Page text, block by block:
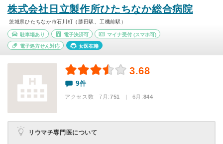
株式会社日立製作所ひたちなか総合病院
茨城県ひたちなか市石川町（勝田駅、工機前駅）
駐車場あり 電子決済可 マイナ受付 (スマホ可)
電子処方せん対応 女医在籍
3.68
9件
アクセス数 7月:751 | 6月:844
リウマチ専門医について